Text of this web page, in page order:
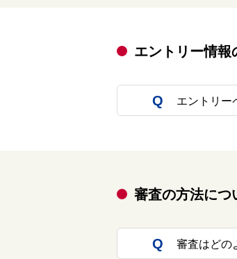
エントリー情報
エントリー
審査の方法につ
審査はどの